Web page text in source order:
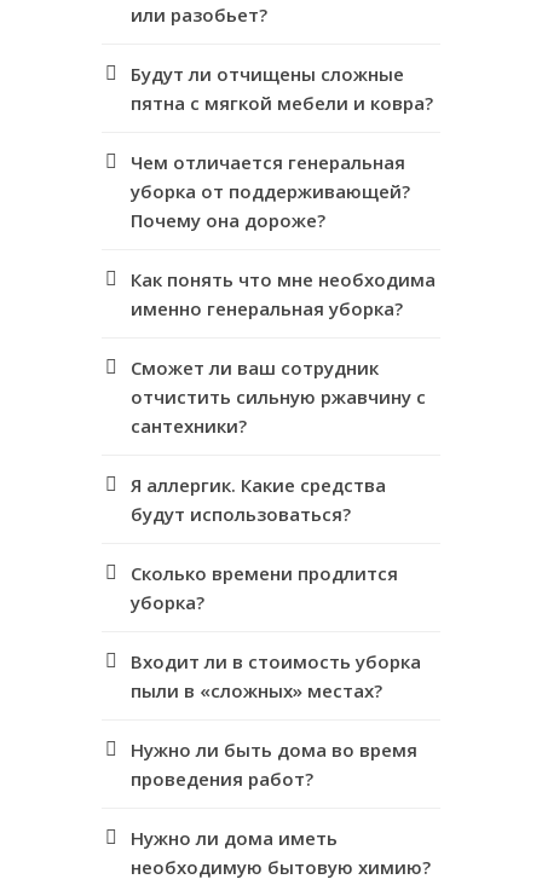
или разобьет?
Будут ли отчищены сложные
пятна с мягкой мебели и ковра?
Чем отличается генеральная
уборка от поддерживающей?
Почему она дороже?
Как понять что мне необходима
именно генеральная уборка?
Сможет ли ваш сотрудник
отчистить сильную ржавчину с
сантехники?
Я аллергик. Какие средства
будут использоваться?
Сколько времени продлится
уборка?
Входит ли в стоимость уборка
пыли в «сложных» местах?
Нужно ли быть дома во время
проведения работ?
Нужно ли дома иметь
необходимую бытовую химию?